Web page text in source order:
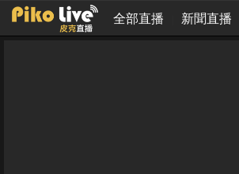
全部直播 新聞直播